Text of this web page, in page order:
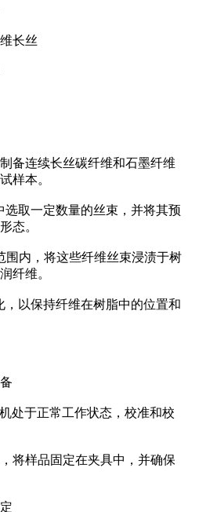
长丝
连续长丝碳纤维和石墨纤维
样本。
取一定数量的丝束，并将其预
态。
内，将这些纤维丝束浸渍于树
纤维。
以保持纤维在树脂中的位置和
于正常工作状态，校准和校
样品固定在夹具中，并确保